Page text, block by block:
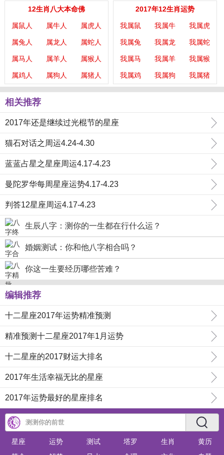
12生肖八大本命佛
属鼠人 属牛人 属虎人
属兔人 属龙人 属蛇人
属马人 属羊人 属猴人
属鸡人 属狗人 属猪人
2017年12生肖运势
我属鼠 我属牛 我属虎
我属兔 我属龙 我属蛇
我属马 我属羊 我属猴
我属鸡 我属狗 我属猪
相关推荐
2017年还是继续过光棍节的星座
猫石对话之周运4.24-4.30
蓝蓝占星之星座周运4.17-4.23
曼陀罗华每周星座运势4.17-4.23
判答12星座周运4.17-4.23
生辰八字：测你的一生都在行什么运？
婚姻测试：你和他八字相合吗？
你这一生要经历哪些苦难？
编辑推荐
十二星座2017年运势精准预测
精准预测十二星座2017年1月运势
十二星座的2017财运大排名
2017年生活幸福无比的星座
2017年运势最好的星座排名
星座 运势 测试 塔罗 生肖
黄历